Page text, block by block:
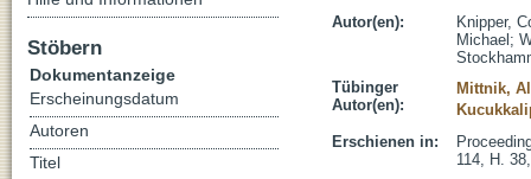
Autor(en):
Knipper,
Michael ;
Tübinger
Autor(en):
Mittnik,
Erschienen in:
114, H.
Stöbern
Dokumentanzeige
Erscheinungsdatum
Autoren
Titel